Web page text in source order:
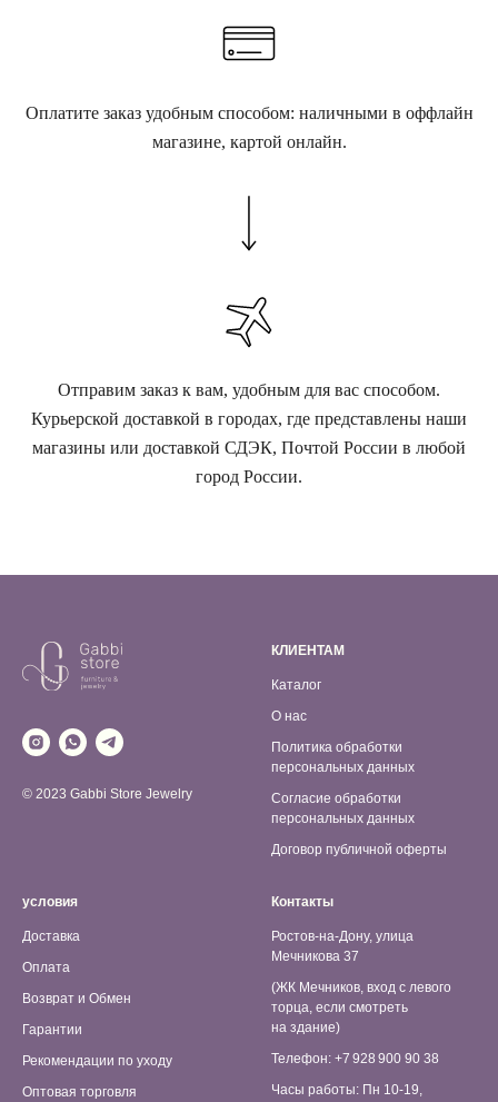
Оплатите заказ удобным способом: наличными в оффлайн
магазине, картой онлайн.
Отправим заказ к вам, удобным для вас способом.
Курьерской доставкой в городах, где представлены наши
магазины или доставкой СДЭК, Почтой России в любой
город России.
© 2023 Gabbi Store Jewelry
КЛИЕНТАМ
Каталог
О нас
Политика обработки
персональных данных
Согласие обработки
персональных данных
Договор публичной оферты
условия
Доставка
Оплата
Возврат и Обмен
Гарантии
Рекомендации по уходу
Оптовая торговля
Контакты
Ростов-на-Дону, улица
Мечникова 37
(ЖК Мечников, вход с левого
торца, если смотреть
на здание)
Телефон: +7 928 900 90 38
Часы работы: Пн 10-19,